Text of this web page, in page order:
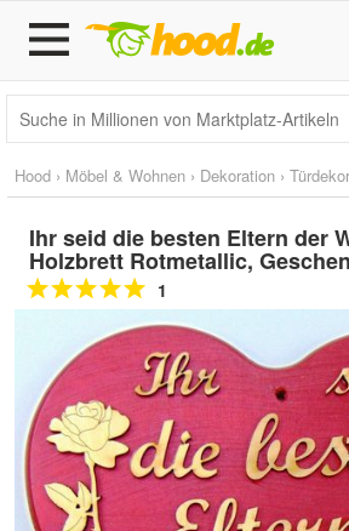
Hood › Möbel & Wohnen › Dekoration ›
Ihr seid die besten Eltern der
Holzbrett Rotmetallic,
1